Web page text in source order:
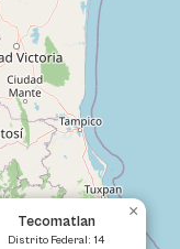
Tecomatlan
Distrito Federal: 14
×